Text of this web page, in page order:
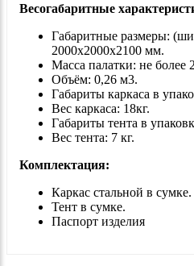
Весогабаритные
Габаритные размеры:
2000х2000х2100 мм.
Масса палатки: не более
Объём: 0,26 м3.
Габариты каркаса в
Вес каркаса: 18кг.
Габариты тента в
Вес тента: 7 кг.
Комплектация:
Каркас стальной в сумке.
Тент в сумке.
Паспорт изделия